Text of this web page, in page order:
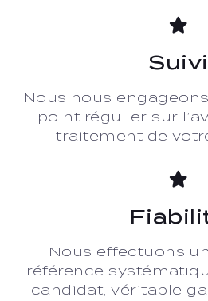
Suivi
Nous nous
point régulier sur
traitement de
Nous effectuons
référence
candidat, véritable